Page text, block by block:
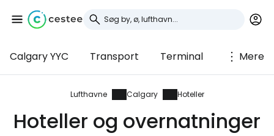
Calgary YYC Transport Terminal Mere
Lufthavne Calgary Hoteller
Hoteller og overnatninger
Log ind på Cestee
... det verdensomspændende